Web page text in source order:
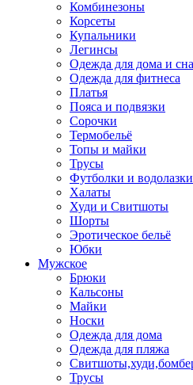
Комбинезоны
Корсеты
Купальники
Легинсы
Одежда для дома и сна
Одежда для фитнеса
Платья
Пояса и подвязки
Сорочки
Термобельё
Топы и майки
Трусы
Футболки и водолазки
Халаты
Худи и Свитшоты
Шорты
Эротическое бельё
Юбки
Мужское
Брюки
Кальсоны
Майки
Носки
Одежда для дома
Одежда для пляжа
Трусы